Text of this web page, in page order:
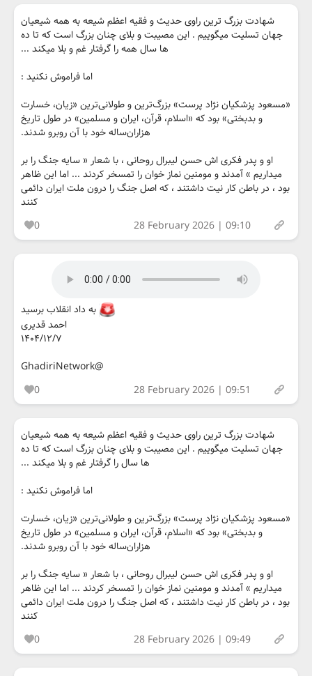
شهادت بزرگ ترین راوی حدیث و فقیه اعظم شیعه به همه شیعیان
جهان تسلیت میگوییم . این مصیبت و بلای چنان بزرگ است که تا ده
ها سال همه را گرفتار غم و بلا میکند ...
اما فراموش نکنید :
«مسعود پزشکیان نژاد پرست» بزرگ‌ترین و طولانی‌ترین «زیان، خسارت
و بدبختی» بود که «اسلام، قرآن، ایران و مسلمین» در طول تاریخ
هزاران‌ساله خود با آن روبرو شدند.
او و پدر فکری اش حسن لیبرال روحانی ، با شعار « سایه جنگ را بر
میداریم » آمدند و مومنین نماز خوان را تمسخر کردند ... اما این ظاهر
بود ، در باطن کار نیت داشتند ، که اصل جنگ را درون ملت ایران دائمی
کنند
0
28 February 2026 | 09:10
به داد انقلاب برسید
احمد قدیری
۱۴۰۴/۱۲/۷
@GhadiriNetwork
0
28 February 2026 | 09:51
شهادت بزرگ ترین راوی حدیث و فقیه اعظم شیعه به همه شیعیان
جهان تسلیت میگوییم . این مصیبت و بلای چنان بزرگ است که تا ده
ها سال را گرفتار غم و بلا میکند ...
اما فراموش نکنید :
«مسعود پزشکیان نژاد پرست» بزرگ‌ترین و طولانی‌ترین «زیان، خسارت
و بدبختی» بود که «اسلام، قرآن، ایران و مسلمین» در طول تاریخ
هزاران‌ساله خود با آن روبرو شدند.
او و پدر فکری اش حسن لیبرال روحانی ، با شعار « سایه جنگ را بر
میداریم » آمدند و مومنین نماز خوان را تمسخر کردند ... اما این ظاهر
بود ، در باطن کار نیت داشتند ، که اصل جنگ را درون ملت ایران دائمی
کنند
0
28 February 2026 | 09:49